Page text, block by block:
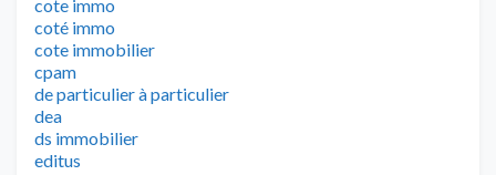
cote immo
coté immo
cote immobilier
cpam
de particulier à particulier
dea
ds immobilier
editus